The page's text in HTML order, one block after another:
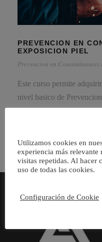
PREVENCION EN
EXPOSICION PIEL
Prevencion en
Este curso permite
nivel basico de
ademas una parte de
Utilizamos cookies en
experiencia más relevante
visitas repetidas. Al hacer
uso de todas las cookies.
Configuración de Cookie